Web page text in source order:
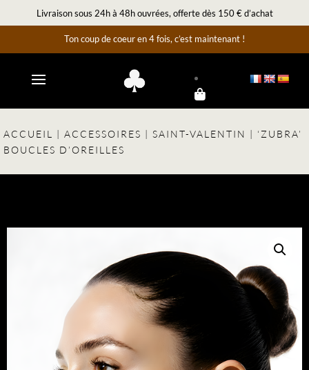
Livraison sous 24h à 48h ouvrées, offerte dès 150 € d’achat
Ton coup de coeur en 4 fois, c’est maintenant !
ACCUEIL | ACCESSOIRES | SAINT-VALENTIN | ‘ZUBRA’
BOUCLES D’OREILLES